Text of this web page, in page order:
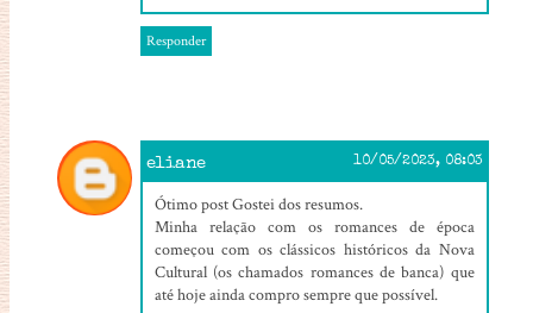
Responder
eliane 10/05/2023, 08:03
Ótimo post Gostei dos resumos.
Minha relação com os romances de época
começou com os clássicos históricos da Nova
Cultural (os chamados romances de banca) que
até hoje ainda compro sempre que possível.